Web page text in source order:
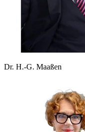
Dr. H.-G. Maaßen